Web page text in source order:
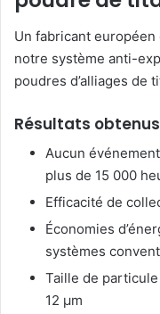
Un fabricant
notre système anti-
poudres d’alliages de
Résultats obtenus
Aucun
plus de 15 000
Efficacité de
Économies
systèmes
Taille de
12 μm